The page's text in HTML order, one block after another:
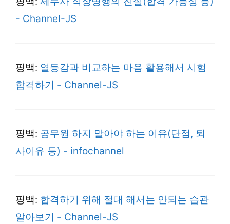
- Channel-JS
핑백: 열등감과 비교하는 마음 활용해서 시험
합격하기 - Channel-JS
핑백: 공무원 하지 말아야 하는 이유(단점, 퇴
사이유 등) - infochannel
핑백: 합격하기 위해 절대 해서는 안되는 습관
알아보기 - Channel-JS